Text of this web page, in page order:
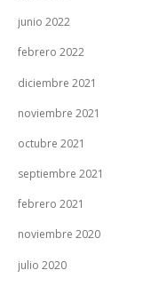
junio 2022
febrero 2022
diciembre 2021
noviembre 2021
octubre 2021
septiembre 2021
febrero 2021
noviembre 2020
julio 2020